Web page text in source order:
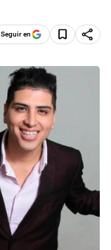
Seguir en